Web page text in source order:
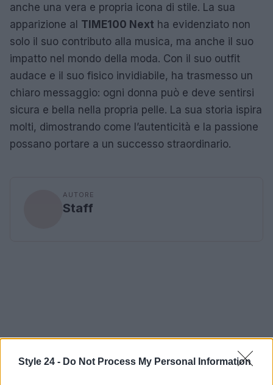
Style 24 - Do Not Process My Personal Information
anche una vera e propria icona di stile. La sua
apparizione al TIME100 Next ha evidenziato non
solo il suo contributo alla musica, ma anche il suo
impatto nel mondo della moda. Con il suo outfit
audace e il suo fisico invidiabile, ha trasmesso un
chiaro messaggio: ogni donna può e deve sentirsi
sicura e bella nella propria pelle. La sua storia ispira
molti, dimostrando come l’autenticità e la passione
possano portare a un successo straordinario.
AUTORE
Staff